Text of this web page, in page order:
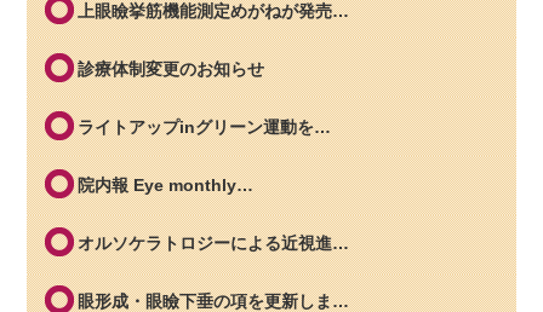
上眼瞼挙筋機能測定めがねが発売…
診療体制変更のお知らせ
ライトアップinグリーン運動を…
院内報 Eye monthly…
オルソケラトロジーによる近視進…
眼形成・眼瞼下垂の項を更新しま…